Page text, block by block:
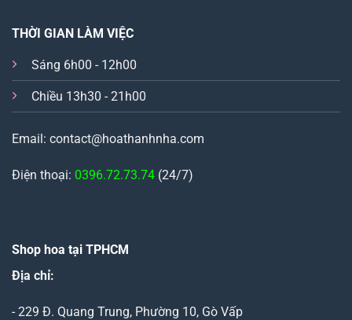
THỜI GIAN LÀM VIỆC
Sáng 6h00 - 12h00
Chiều 13h30 - 21h00
Email: contact@hoathanhnha.com
Điện thoại: 0396.72.73.74 (24/7)
Shop hoa tại TPHCM
Địa chỉ:
- 229 Đ. Quang Trung, Phường 10, Gò Vấp